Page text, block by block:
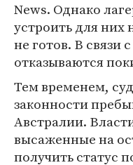
News. Однако
устроить для них
не готов. В связи
отказываются
Тем временем,
законности
Австралии.
высаженные на
получить статус